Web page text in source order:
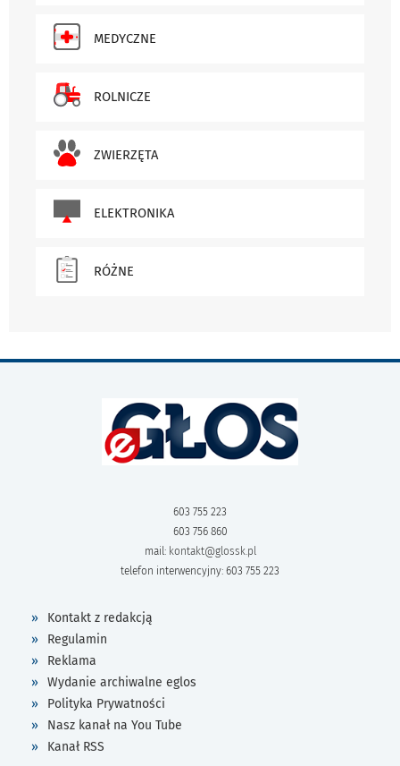
MEDYCZNE
ROLNICZE
ZWIERZĘTA
ELEKTRONIKA
RÓŻNE
603 755 223
603 756 860
mail: kontakt@glossk.pl
telefon interwencyjny: 603 755 223
Kontakt z redakcją
Regulamin
Reklama
Wydanie archiwalne eglos
Polityka Prywatności
Nasz kanał na You Tube
Kanał RSS